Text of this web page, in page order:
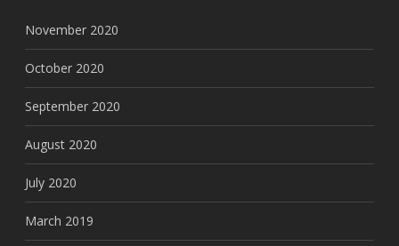
November 2020
October 2020
September 2020
August 2020
July 2020
March 2019